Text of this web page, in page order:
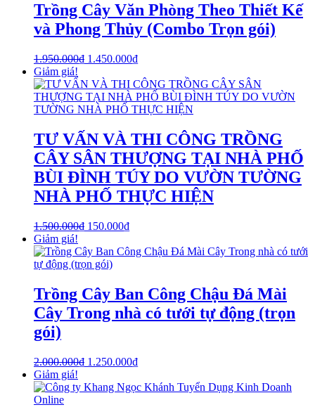
Trồng Cây Văn Phòng Theo Thiết Kế
và Phong Thủy (Combo Trọn gói)
1.950.000₫ 1.450.000₫
Giảm giá!
TƯ VẤN VÀ THI CÔNG TRỒNG
CÂY SÂN THƯỢNG TẠI NHÀ PHỐ
BÙI ĐÌNH TÚY DO VƯỜN TƯỜNG
NHÀ PHỐ THỰC HIỆN
1.500.000₫ 150.000₫
Giảm giá!
Trồng Cây Ban Công Chậu Đá Mài
Cây Trong nhà có tưới tự động (trọn
gói)
2.000.000₫ 1.250.000₫
Giảm giá!